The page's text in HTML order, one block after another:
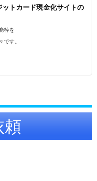
ットカード現金化サイトの
枠を
です。
頼